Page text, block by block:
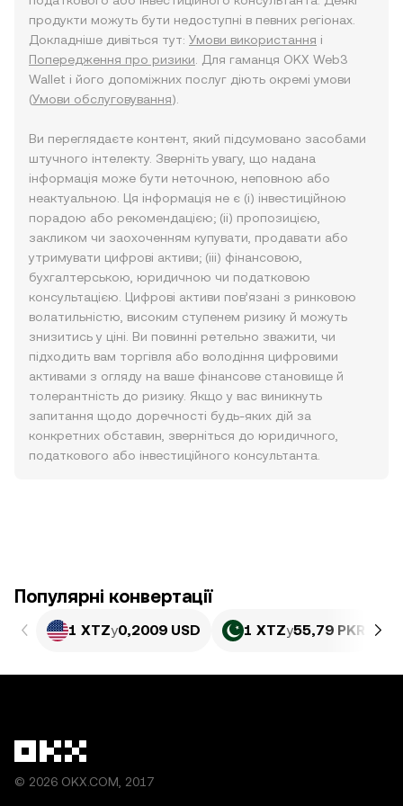
продукти можуть бути недоступні в певних регіонах.
Докладніше дивіться тут: Умови використання і
Попередження про ризики . Для гаманця OKX Web3
Wallet і його допоміжних послуг діють окремі умови
(Умови обслуговування).
Ви переглядаєте контент, який підсумовано засобами
штучного інтелекту. Зверніть увагу, що надана
інформація може бути неточною, неповною або
неактуальною. Ця інформація не є (i) інвестиційною
порадою або рекомендацією; (ii) пропозицією,
закликом чи заохоченням купувати, продавати або
утримувати цифрові активи; (iii) фінансовою,
бухгалтерською, юридичною чи податковою
консультацією. Цифрові активи пов’язані з ринковою
волатильністю, високим ступенем ризику й можуть
знизитись у ціні. Ви повинні ретельно зважити, чи
підходить вам торгівля або володіння цифровими
активами з огляду на ваше фінансове становище й
толерантність до ризику. Якщо у вас виникнуть
запитання щодо доречності будь-яких дій за
конкретних обставин, зверніться до юридичного,
податкового або інвестиційного консультанта.
Популярні конвертації
1 XTZу0,2009 USD 1 XTZу55,79 PKR
© 2026 OKX.COM, 2017